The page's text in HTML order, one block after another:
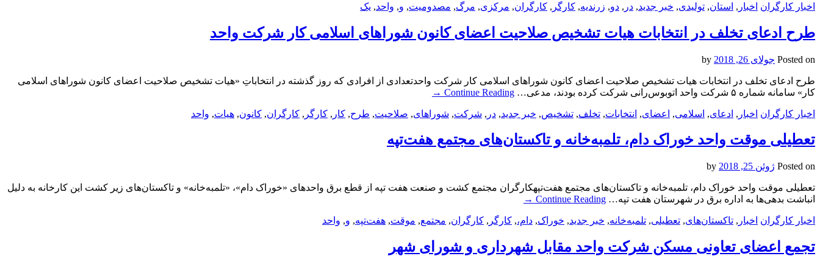
اخبار کارگران اخبار , استان, تولیدی, خبر جدید, در , دو, زرندیه, کارگر , کارگران, مرکزی, مرگ, مصدومیت, و, واحد, یک
طرح ادعای تخلف در انتخابات هیات تشخیص صلاحیت اعضای کانون شوراهای اسلامی کار شرکت واحد
Posted on جولای 26, 2018
طرح ادعای تخلف در انتخابات هیات تشخیص صلاحیت اعضای کانون شوراهای اسلامی کار شرکت واحدتعدادی از افرادی که روز گذشته در انتخاباتِ «هیات تشخیص صلاحیت اعضای کانون شوراهای اسلامی
کار» سامانه شماره ۵ شرکت واحد اتوبوس‌رانی شرکت کرده بودند، مدعی…
Continue Reading
→
اخبار کارگران اخبار , ادعای, اسلامی, اعضای, انتخابات, تخلف, تشخیص, خبر جدید, در , شرکت, شوراهای, صلاحیت, طرح, کار , کارگر , کارگران, کانون, هیات, واحد
تعطیلی موقت واحد خوراک دام، تلمبه‌خانه و تاکستان‌های مجتمع هفت‌تپه
Posted on ژوئن 25, 2018
تعطیلی موقت واحد خوراک دام، تلمبه‌خانه و تاکستان‌های مجتمع هفت‌تپهکارگران مجتمع کشت و صنعت هفت تپه از قطع برق واحد‌های «خوراک دام»، «تلمبه‌خانه» و تاکستان‌های زیر کشت این کارخانه به دلیل
انباشت بدهی‌ها به اداره برق در شهرستان هفت تپه… Continue Reading
→
اخبار کارگران اخبار , تاکستان‌های, تعطیلی, تلمبه‌خانه, خبر جدید, خوراک, دام،, کارگر , کارگران, مجتمع, موقت, هفت‌تپه, و, واحد
تجمع اعضای تعاونی مسکن شرکت واحد مقابل شهرداری و شورای شهر